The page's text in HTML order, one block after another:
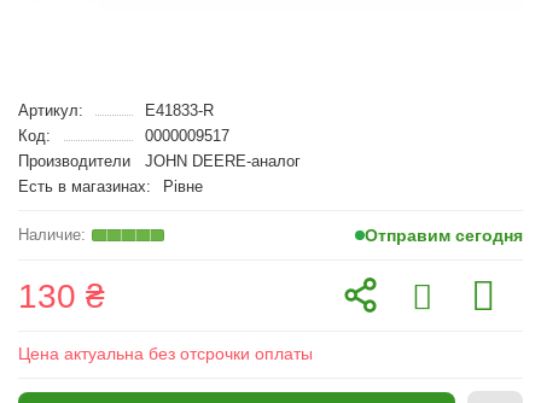
Артикул:
E41833-R
Код:
0000009517
Производители
JOHN DEERE-аналог
Есть в магазинах:
Рівне
Отправим сегодня
130 ₴
Цена актуальна без отсрочки оплаты